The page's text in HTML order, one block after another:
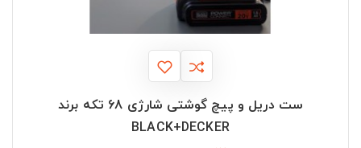
ست دریل و پیچ گوشتی شارژی 68 تکه برند
BLACK+DECKER